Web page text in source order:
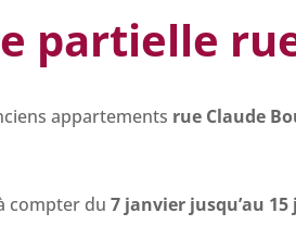
partielle
appartements rue Claude
compter du7 janvier jusqu’au